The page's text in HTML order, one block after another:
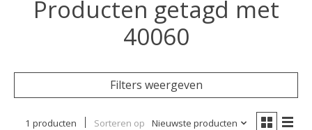
Producten getagd met
40060
Filters weergeven
1 producten Sorteren op Nieuwste producten